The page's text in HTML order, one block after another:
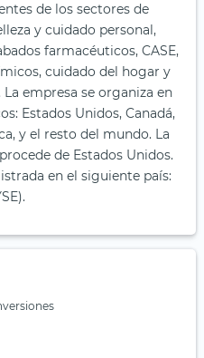
de los sectores de
y cuidado personal,
farmacéuticos, CASE,
cuidado del hogar y
empresa se organiza en
Estados Unidos, Canadá,
y el resto del mundo. La
de Estados Unidos.
en el siguiente país: